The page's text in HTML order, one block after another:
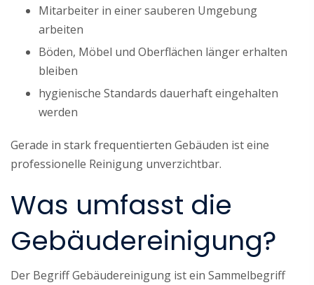
Mitarbeiter in einer sauberen Umgebung
arbeiten
Böden, Möbel und Oberflächen länger erhalten
bleiben
hygienische Standards dauerhaft eingehalten
werden
Gerade in stark frequentierten Gebäuden ist eine
professionelle Reinigung unverzichtbar.
Was umfasst die
Gebäudereinigung?
Der Begriff Gebäudereinigung ist ein Sammelbegriff